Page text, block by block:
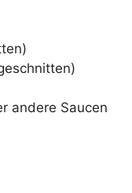
andere Saucen